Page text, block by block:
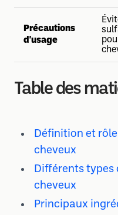
Précautions
d'usage
Table des
Définition et
cheveux
Différents
cheveux
Principaux